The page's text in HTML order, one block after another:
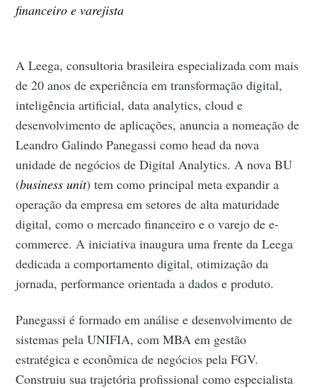
financeiro e varejista
A Leega, consultoria brasileira especializada com mais
de 20 anos de experiência em transformação digital,
inteligência artificial, data analytics, cloud e
desenvolvimento de aplicações, anuncia a nomeação de
Leandro Galindo Panegassi como head da nova
unidade de negócios de Digital Analytics. A nova BU
(business unit) tem como principal meta expandir a
operação da empresa em setores de alta maturidade
digital, como o mercado financeiro e o varejo de e-
commerce. A iniciativa inaugura uma frente da Leega
dedicada a comportamento digital, otimização da
jornada, performance orientada a dados e produto.
Panegassi é formado em análise e desenvolvimento de
sistemas pela UNIFIA, com MBA em gestão
estratégica e econômica de negócios pela FGV.
Construiu sua trajetória profissional como especialista